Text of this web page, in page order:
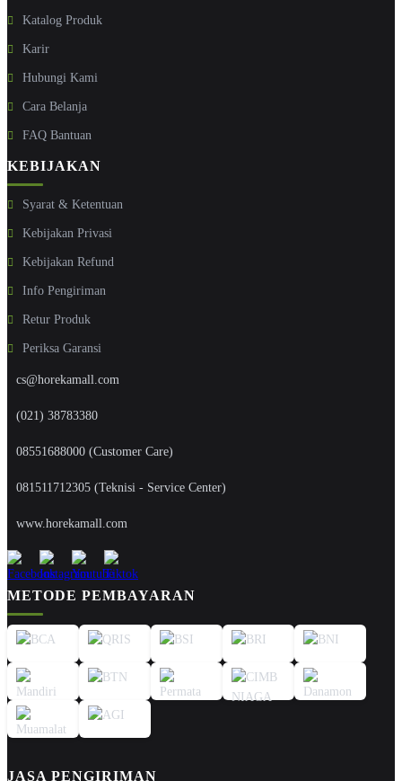
Katalog Produk
Karir
Hubungi Kami
Cara Belanja
FAQ Bantuan
KEBIJAKAN
Syarat & Ketentuan
Kebijakan Privasi
Kebijakan Refund
Info Pengiriman
Retur Produk
Periksa Garansi
cs@horekamall.com
(021) 38783380
08551688000 (Customer Care)
081511712305 (Teknisi - Service Center)
www.horekamall.com
METODE PEMBAYARAN
JASA PENGIRIMAN